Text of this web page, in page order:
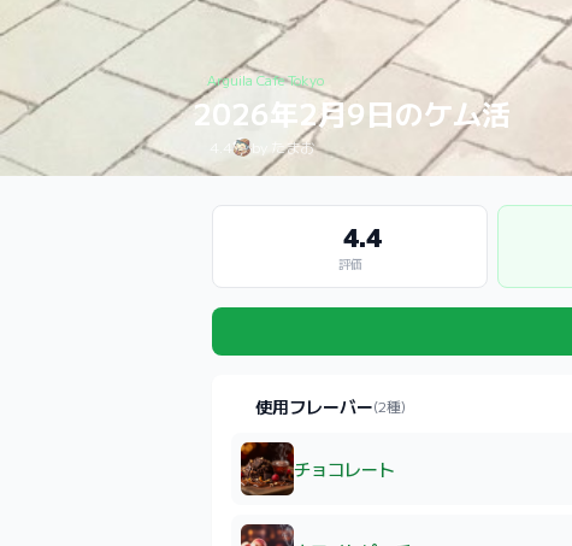
Arguila Cafe Tokyo
2026年2月9日のケム活
by たまお
4.4
評価
使用フレーバー(2種)
チョコレート